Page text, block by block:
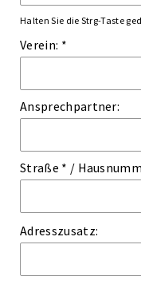
Halten Sie die Strg-Taste
Verein: *
Ansprechpartner:
Straße * /
Adresszusatz: